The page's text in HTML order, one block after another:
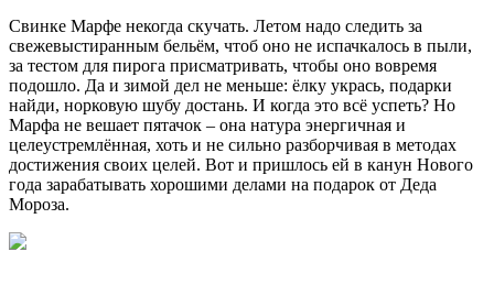
Свинке Марфе некогда скучать. Летом надо следить за
свежевыстиранным бельём, чтоб оно не испачкалось в пыли,
за тестом для пирога присматривать, чтобы оно вовремя
подошло. Да и зимой дел не меньше: ёлку укрась, подарки
найди, норковую шубу достань. И когда это всё успеть? Но
Марфа не вешает пятачок – она натура энергичная и
целеустремлённая, хоть и не сильно разборчивая в методах
достижения своих целей. Вот и пришлось ей в канун Нового
года зарабатывать хорошими делами на подарок от Деда
Мороза.